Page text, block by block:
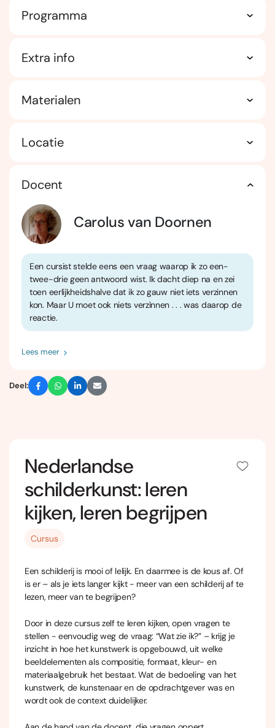
Nederlandse
schilderkunst: leren
kijken, leren begrijpen
Cursus
Een schilderij is mooi of lelijk. En daarmee is de kous af. Of
is er – als je iets langer kijkt - meer van een schilderij af te
lezen, meer van te begrijpen?
Door in deze cursus zelf te leren kijken, open vragen te
stellen - eenvoudig weg de vraag: “Wat zie ik?” – krijg je
inzicht in hoe het kunstwerk is opgebouwd, uit welke
beeldelementen als compositie, formaat, kleur- en
materiaalgebruik het bestaat. Wat de bedoeling van het
kunstwerk, de kunstenaar en de opdrachtgever was en
wordt ook de context duidelijker.
Programma
Extra info
Materialen
Locatie
Docent
Carolus van Doornen
Een cursist stelde eens een vraag waarop ik zo een-
twee-drie geen antwoord wist. Ik dacht diep na en zei
toen eerlijkheidshalve dat ik zo gauw niet iets verzinnen
kon. Maar U moet ook niets verzìnnen . . . was daarop de
reactie.
Lees meer
Deel: